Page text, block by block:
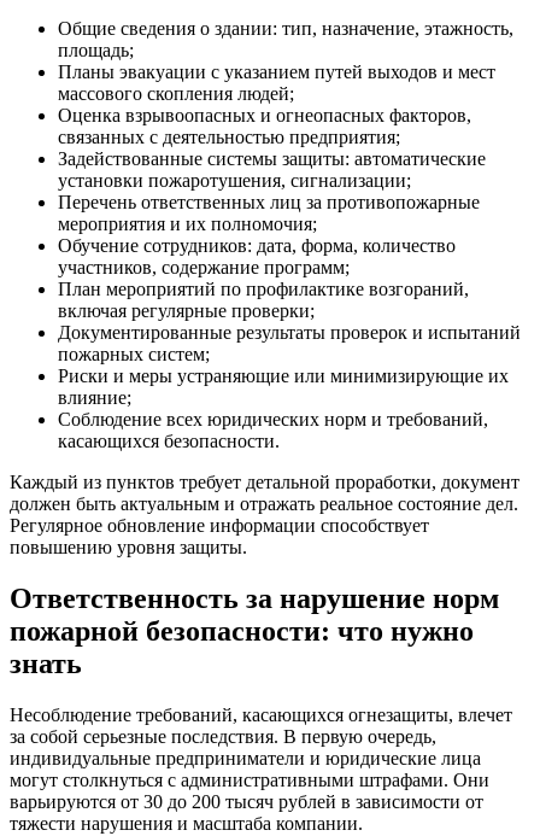
Общие сведения о здании: тип, назначение, этажность,
площадь;
Планы эвакуации с указанием путей выходов и мест
массового скопления людей;
Оценка взрывоопасных и огнеопасных факторов,
связанных с деятельностью предприятия;
Задействованные системы защиты: автоматические
установки пожаротушения, сигнализации;
Перечень ответственных лиц за противопожарные
мероприятия и их полномочия;
Обучение сотрудников: дата, форма, количество
участников, содержание программ;
План мероприятий по профилактике возгораний,
включая регулярные проверки;
Документированные результаты проверок и испытаний
пожарных систем;
Риски и меры устраняющие или минимизирующие их
влияние;
Соблюдение всех юридических норм и требований,
касающихся безопасности.
Каждый из пунктов требует детальной проработки, документ
должен быть актуальным и отражать реальное состояние дел.
Регулярное обновление информации способствует
повышению уровня защиты.
Ответственность за нарушение норм
пожарной безопасности: что нужно
знать
Несоблюдение требований, касающихся огнезащиты, влечет
за собой серьезные последствия. В первую очередь,
индивидуальные предприниматели и юридические лица
могут столкнуться с административными штрафами. Они
варьируются от 30 до 200 тысяч рублей в зависимости от
тяжести нарушения и масштаба компании.